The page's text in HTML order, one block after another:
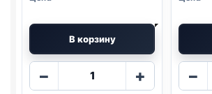
В корзину
−
Количество
+ −